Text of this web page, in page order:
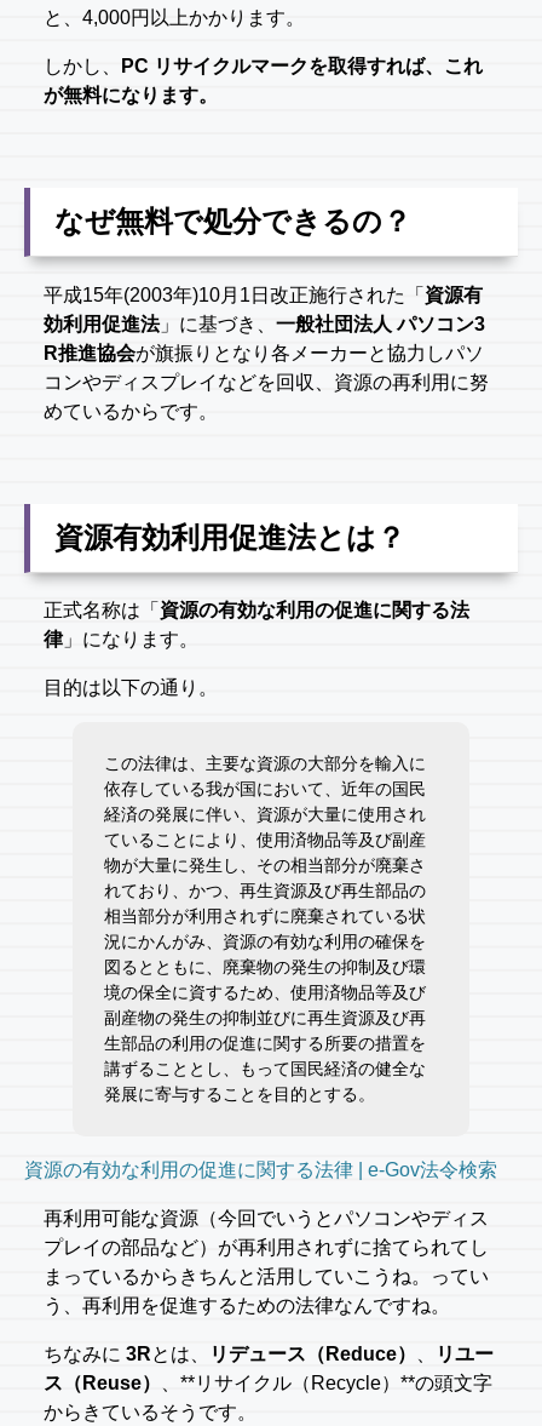
と、4,000円以上かかります。
しかし、
PC リサイクルマークを取得すれば、これ
が無料になります。
なぜ無料で処分できるの？
平成15年(2003年)10月1日改正施行された「 資源有
効利用促進法」に基づき、 一般社団法人 パソコン3
R推進協会が旗振りとなり各メーカーと協力しパソ
コンやディスプレイなどを回収、資源の再利用に努
めているからです。
資源有効利用促進法とは？
正式名称は「 資源の有効な利用の促進に関する法
律」になります。
目的は以下の通り。
この法律は、主要な資源の大部分を輸入に
依存している我が国において、近年の国民
経済の発展に伴い、資源が大量に使用され
ていることにより、使用済物品等及び副産
物が大量に発生し、その相当部分が廃棄さ
れており、かつ、再生資源及び再生部品の
相当部分が利用されずに廃棄されている状
況にかんがみ、資源の有効な利用の確保を
図るとともに、廃棄物の発生の抑制及び環
境の保全に資するため、使用済物品等及び
副産物の発生の抑制並びに再生資源及び再
生部品の利用の促進に関する所要の措置を
講ずることとし、もって国民経済の健全な
発展に寄与することを目的とする。
資源の有効な利用の促進に関する法律 | e-Gov法令検索
再利用可能な資源（今回でいうとパソコンやディス
プレイの部品など）が再利用されずに捨てられてし
まっているからきちんと活用していこうね。ってい
う、再利用を促進するための法律なんですね。
ちなみに 3Rとは、 リデュース（Reduce） 、
リユー
ス（Reuse） 、**リサイクル（Recycle）**の頭文字
からきているそうです。